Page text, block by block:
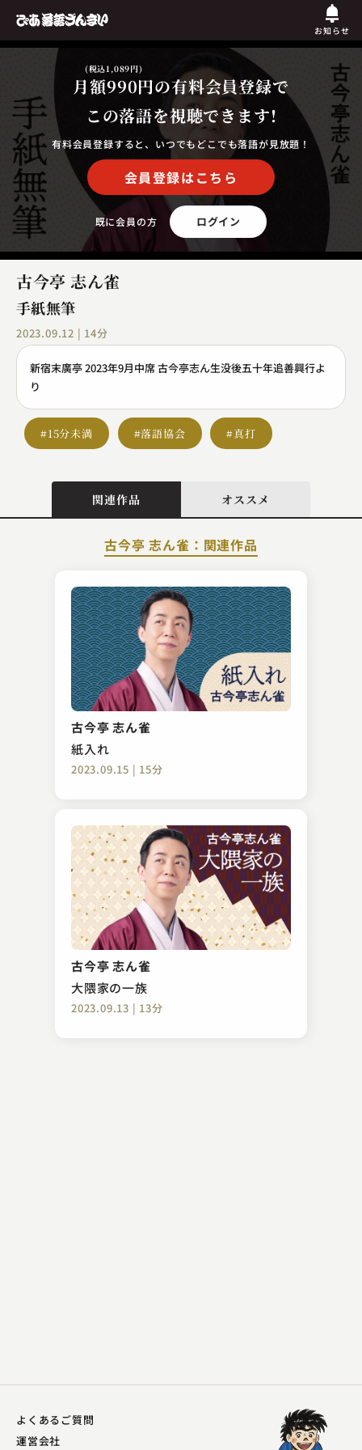
お知らせ
月額990円
(税込1,089円)
の有料会員登録で
この落語を視聴できます!
有料会員登録すると、いつでもどこでも落語が見放題！
会員登録はこちら
既に会員の方 ログイン
古今亭 志ん雀
手紙無筆
2023.09.12 | 14分
新宿末廣亭 2023年9月中席 古今亭志ん生没後五十年追善興行よ
り
#15分未満 #落語協会 #真打
関連作品 オススメ
古今亭 志ん雀：関連作品
古今亭 志ん雀
紙入れ
2023.09.15 | 15分
古今亭 志ん雀
大隈家の一族
2023.09.13 | 13分
笑福亭 喬路
犬の目
2026.01.30 | 10分
柳家 さん八
世相診断
2023.02.25 | 14分
よくあるご質問
運営会社